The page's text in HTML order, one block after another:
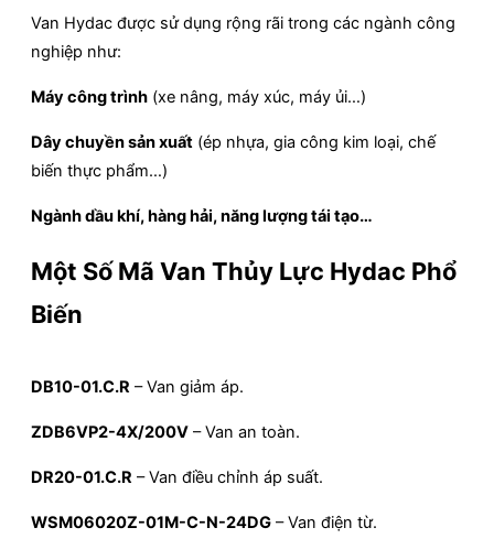
Van Hydac được sử dụng rộng rãi trong các ngành công
nghiệp như:
Máy công trình (xe nâng, máy xúc, máy ủi…)
Dây chuyền sản xuất (ép nhựa, gia công kim loại, chế
biến thực phẩm…)
Ngành dầu khí, hàng hải, năng lượng tái tạo…
Một Số Mã Van Thủy Lực Hydac Phổ
Biến
DB10-01.C.R – Van giảm áp.
ZDB6VP2-4X/200V – Van an toàn.
DR20-01.C.R – Van điều chỉnh áp suất.
WSM06020Z-01M-C-N-24DG – Van điện từ.